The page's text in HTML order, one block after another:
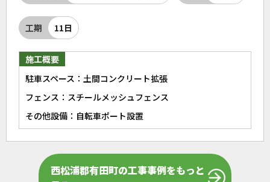
工期 11日
施工概要
駐車スペース：土間コンクリート拡張
フェンス：スチールメッシュフェンス
その他設備：自転車ポート設置
西松浦郡有田町の工事事例をもっと